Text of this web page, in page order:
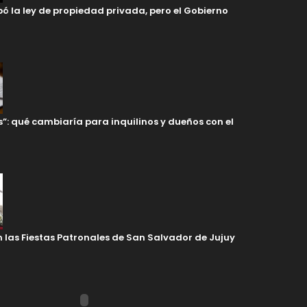
la ley de propiedad privada, pero el Gobierno
qué cambiaría para inquilinos y dueños con el
las Fiestas Patronales de San Salvador de Jujuy